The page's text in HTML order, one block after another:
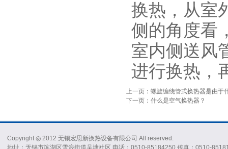
换热，从室
侧的角度看
室内侧送风
进行换热，
上一页：螺旋缠绕管式换热器是由于
下一页：什么是空气换热器？
Copyright ◎ 2012 无锡宏思新换热设备有限公司 All reserved.
地址：无锡市滨湖区雪浪街道吴塘社区 电话：0510-85184250 传真：0510-